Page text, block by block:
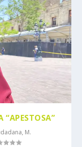
“APESTOSA”
, M.